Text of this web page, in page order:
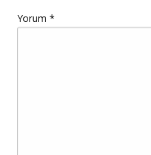
Yorum *